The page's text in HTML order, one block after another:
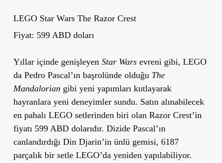
LEGO Star Wars The Razor Crest
Fiyat: 599 ABD doları
Yıllar içinde genişleyen Star Warsevreni gibi, LEGO
da Pedro Pascal’ın başrolünde olduğu The
Mandalorian gibi yeni yapımları kutlayarak
hayranlara yeni deneyimler sundu. Satın alınabilecek
en pahalı LEGO setlerinden biri olan Razor Crest’in
fiyatı 599 ABD dolarıdır. Dizide Pascal’ın
canlandırdığı Din Djarin’in ünlü gemisi, 6187
parçalık bir setle LEGO’da yeniden yapılabiliyor.